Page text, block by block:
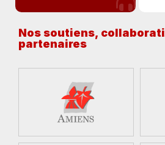
Nos soutiens,
partenaires